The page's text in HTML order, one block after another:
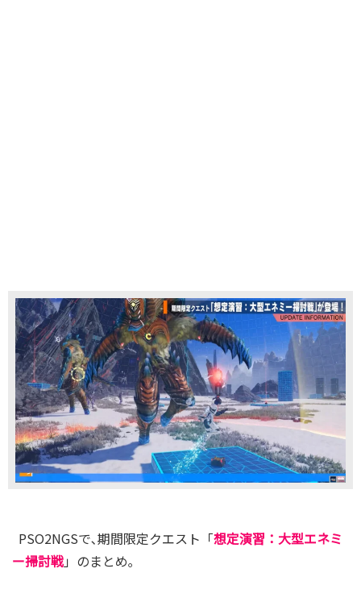
PSO2NGSで､期間限定クエスト「想定演習：大型エネミ
ー掃討戦」のまとめ｡